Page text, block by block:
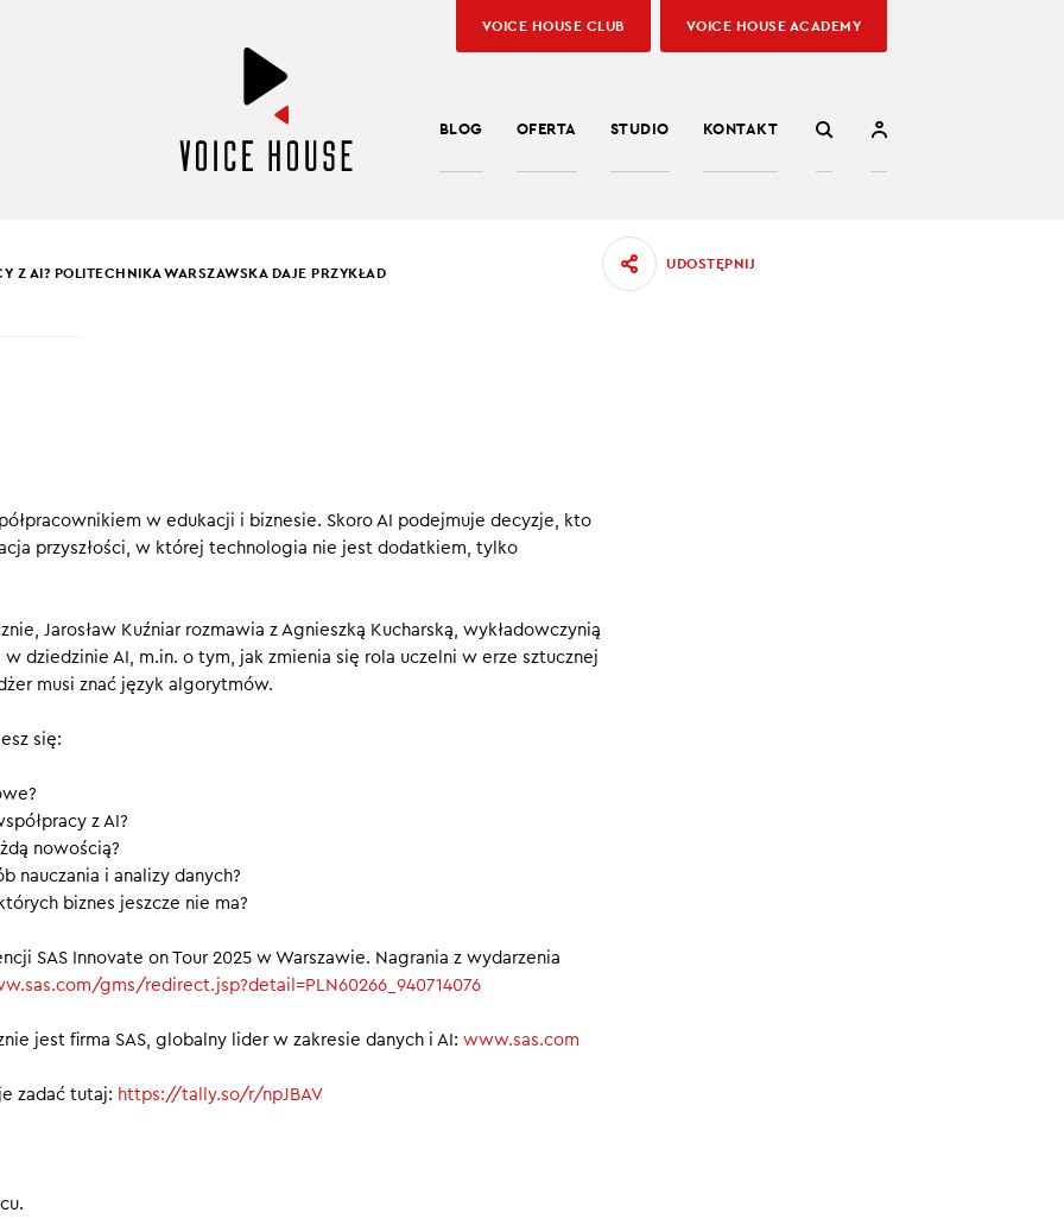
BLOG OFERTA STUDIO KONTAKT
VOICE HOUSE CLUB VOICE HOUSE ACADEMY
AI to nie tylko narzędzie, ale członek zespołu – odpowiedzialność
Menadżer w niedalekiej przyszłości będzie zarządzał nie tylko
AI – i będzie ponosił za nich odpowiedzialność, jak za
Z AI? POLITECHNIKA WARSZAWSKA DAJE PRZYKŁAD UDOSTĘPNIJ
w edukacji i biznesie. Skoro AI podejmuje decyzje, kto
przyszłości, w której technologia nie jest dodatkiem, tylko
Jarosław Kuźniar rozmawia z Agnieszką Kucharską, wykładowczynią
dziedzinie AI, m.in. o tym, jak zmienia się rola uczelni w erze sztucznej
musi znać język algorytmów.
się:
z AI?
nowością?
nauczania i analizy danych?
biznes jeszcze nie ma?
SAS Innovate on Tour 2025 w Warszawie. Nagrania z wydarzenia
gms/redirect.jsp?detail=PLN60266_940714076
jest firma SAS, globalny lider w zakresie danych i AI: www.sas.com
zadać tutaj: https://tally.so/r/npJBAV